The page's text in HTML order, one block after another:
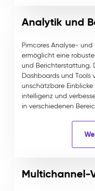
Analytik und
Pimcores Analyse-
ermöglicht eine
und Berichterstattung.
Dashboards und
unschätzbare
intelligenz und
in verschiedenen
Multichannel-